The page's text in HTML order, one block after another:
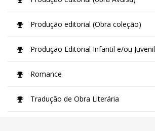
Produção editorial (Obra coleção)
Produção Editorial Infantil e/ou Juvenil
Romance
Tradução de Obra Literária